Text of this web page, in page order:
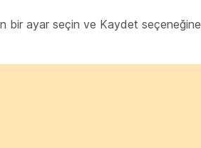
bir ayar seçin ve Kaydet seçeneğine